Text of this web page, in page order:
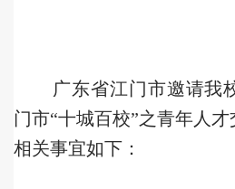
广东省江门市邀请我
门市“十城百校”之青年人才
相关事宜如下：